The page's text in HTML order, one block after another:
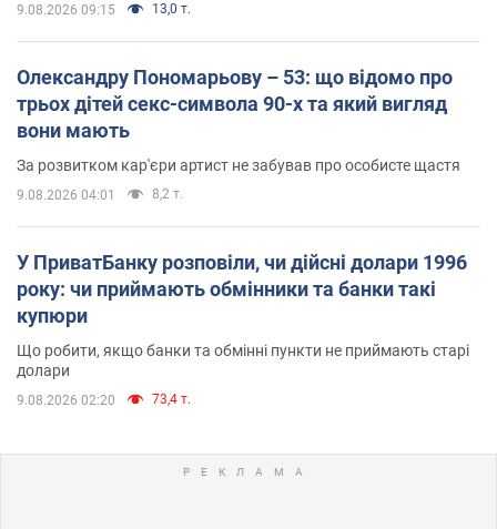
9.08.2026 09:15 13,0 т.
Олександру Пономарьову – 53: що відомо про
трьох дітей секс-символа 90-х та який вигляд
вони мають
За розвитком кар'єри артист не забував про особисте щастя
9.08.2026 04:01 8,2 т.
У ПриватБанку розповіли, чи дійсні долари 1996
року: чи приймають обмінники та банки такі
купюри
Що робити, якщо банки та обмінні пункти не приймають старі
долари
9.08.2026 02:20 73,4 т.